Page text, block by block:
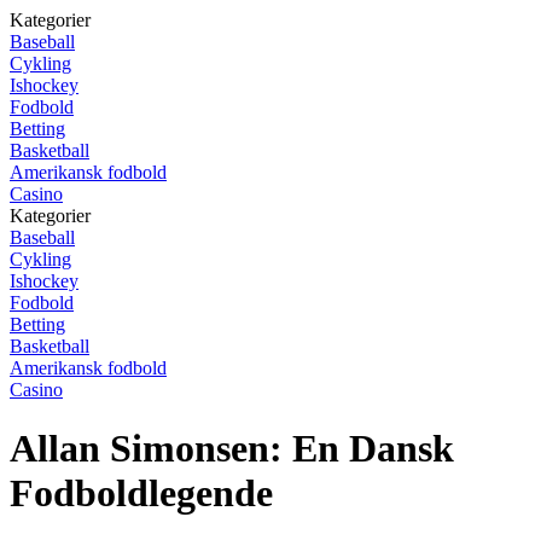
Kategorier
Baseball
Cykling
Ishockey
Fodbold
Betting
Basketball
Amerikansk fodbold
Casino
Kategorier
Baseball
Cykling
Ishockey
Fodbold
Betting
Basketball
Amerikansk fodbold
Casino
Allan Simonsen: En Dansk
Fodboldlegende